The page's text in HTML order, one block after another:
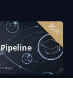
影片
Pipeline